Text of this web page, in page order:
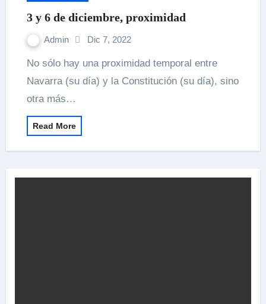
3 y 6 de diciembre, proximidad
Admin Dic 7, 2022
No sólo hay una proximidad temporal entre
Navarra (su día) y la Constitución (su día), sino
otra más…
Read More